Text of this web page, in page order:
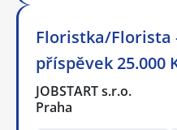
Floristka/Florista
příspěvek 25.000
JOBSTART s.r.o.
Praha